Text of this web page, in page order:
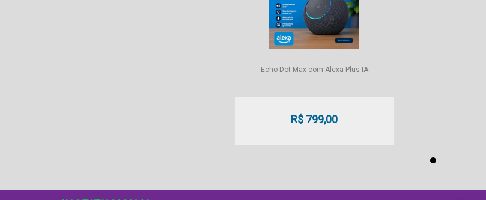
Echo Dot Max com Alexa Plus IA
R$ 799,00